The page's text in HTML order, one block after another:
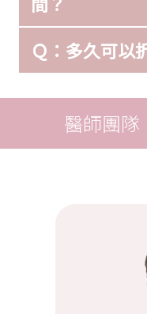
Ｑ：多久可以
醫師團隊